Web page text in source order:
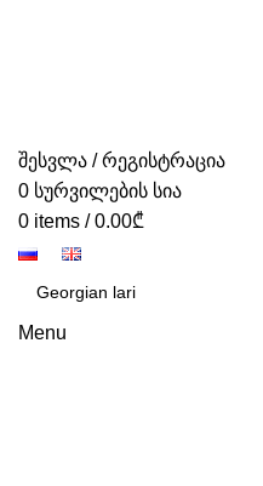
შესვლა / რეგისტრაცია
0 სურვილების სია
0 items / 0.00₾
Menu